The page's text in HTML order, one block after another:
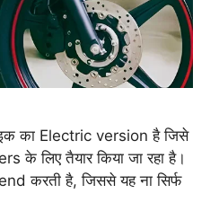
का Electric version है जिसे
तैयार किया जा रहा है।
करती है, जिससे यह ना सिर्फ